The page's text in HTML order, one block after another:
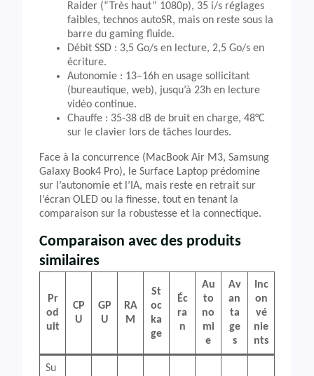
Raider (“Très haut” 1080p), 35 i/s réglages
faibles, technos autoSR, mais on reste sous la
barre du gaming fluide.
Débit SSD : 3,5 Go/s en lecture, 2,5 Go/s en
écriture.
Autonomie : 13–16h en usage sollicitant
(bureautique, web), jusqu’à 23h en lecture
vidéo continue.
Chauffe : 35-38 dB de bruit en charge, 48°C
sur le clavier lors de tâches lourdes.
Face à la concurrence (MacBook Air M3, Samsung
Galaxy Book4 Pro), le Surface Laptop prédomine
sur l’autonomie et l’IA, mais reste en retrait sur
l’écran OLED ou la finesse, tout en tenant la
comparaison sur la robustesse et la connectique.
Comparaison avec des produits
similaires
Pr
od
uit
CP
U
GP
U
RA
M
St
oc
ka
ge
Éc
ra
n
Au
to
no
mi
e
Av
an
ta
ge
s
Inc
on
vé
nie
nts
Su